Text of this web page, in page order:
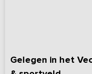
Gelegen in het